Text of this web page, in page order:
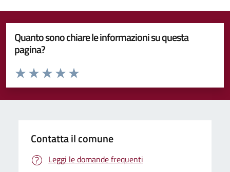
Quanto sono chiare le informazioni su questa
pagina?
Valuta da 1 a 5 stelle la pagina
Valuta 5 stelle su 5
Valuta 4 stelle su 5
Valuta 3 stelle su 5
Valuta 2 stelle su 5
Valuta 1 stelle su 5
Contatta il comune
Leggi le domande frequenti